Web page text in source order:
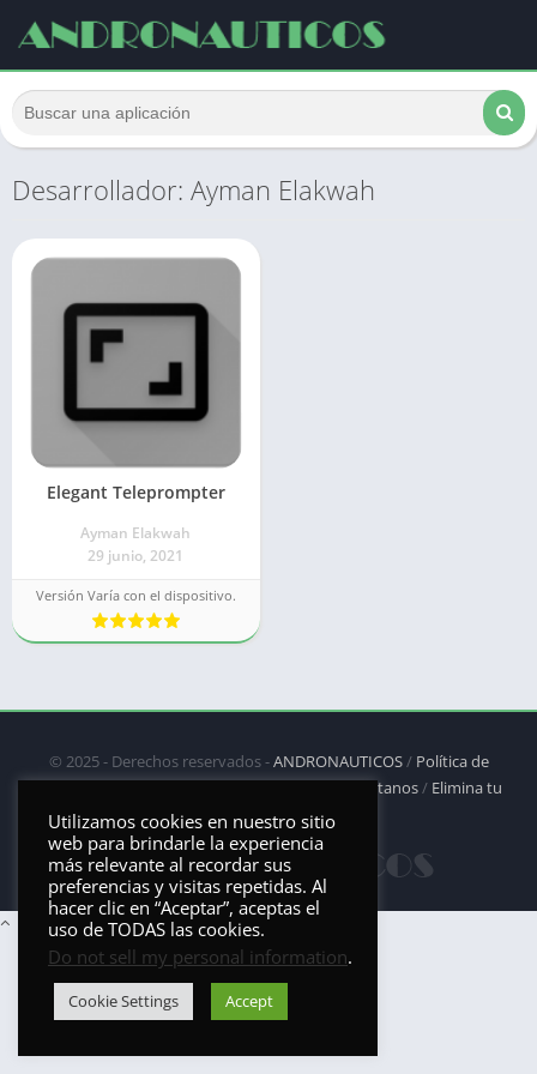
Desarrollador: Ayman Elakwah
Elegant Teleprompter
Ayman Elakwah
29 junio, 2021
Versión Varía con el dispositivo.
© 2025 - Derechos reservados -ANDRONAUTICOS/ Política de
privacidad/Política de Cookies/DMCA/Contáctanos/ Elimina tu
aplicación
Utilizamos cookies en nuestro sitio
web para brindarle la experiencia
más relevante al recordar sus
preferencias y visitas repetidas. Al
hacer clic en “Aceptar”, aceptas el
uso de TODAS las cookies.
Do not sell my personal information.
Cookie Settings Accept